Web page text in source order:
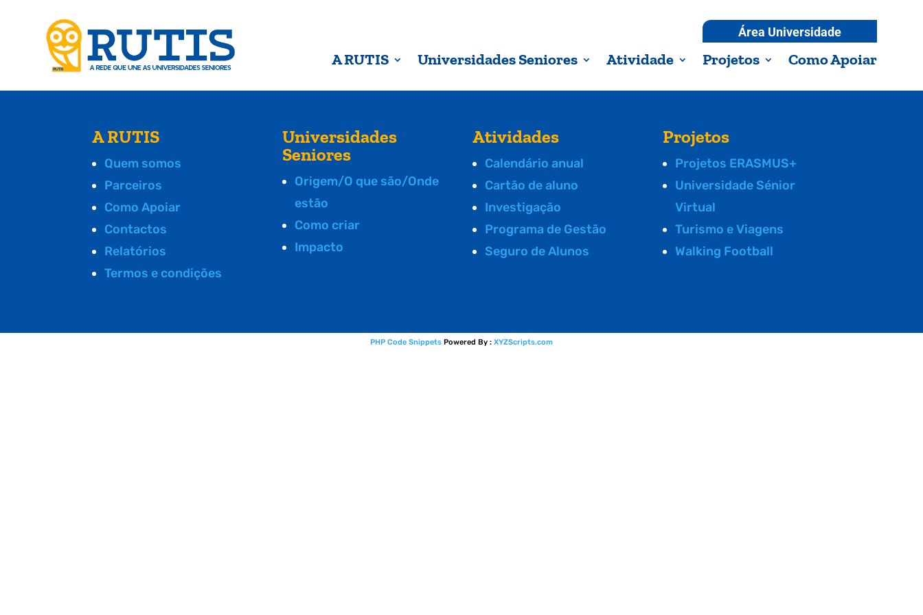
Área Universidade
A RUTIS Universidades Seniores Atividade Projetos Como Apoiar
A RUTIS
Quem somos
Parceiros
Como Apoiar
Contactos
Relatórios
Termos e condições
Universidades
Seniores
Origem/O que são/Onde
estão
Como criar
Impacto
Atividades
Calendário anual
Cartão de aluno
Investigação
Programa de Gestão
Seguro de Alunos
Projetos
Projetos ERASMUS+
Universidade Sénior
Virtual
Turismo e Viagens
Walking Football
PHP Code Snippets Powered By : XYZScripts.com